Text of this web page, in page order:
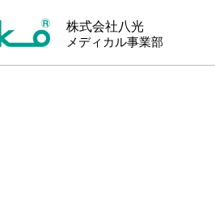
株式会社八光
メディカル事業部